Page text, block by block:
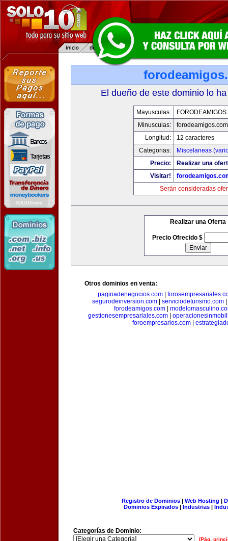
El dueño de este dominio lo
Mayusculas:
Minusculas:
forodeamigos.com
Longitud:
12 caracteres
Categorias:
Miscelaneas
Precio:
Realizar una
Visitar!
Serán consideradas
Realizar una Oferta
Precio Ofrecido $
Otros dominios en venta:
paginadenegocios.com
segurodeinversion.com| serviciodeturismo.com|
forodeamigos.com
gestionesempresariales.com
foroempresarios.com
Registro de Dominios| Web Hosting |
Dominios Expirados | Industrias |
Categorías de Dominio:
[Pág.